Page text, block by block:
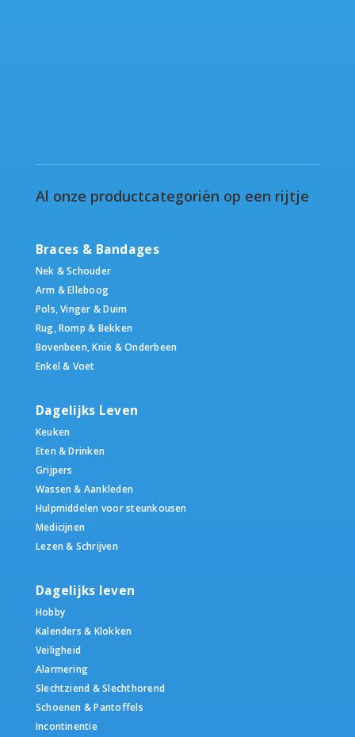
Al onze productcategoriën op een rijtje
Braces & Bandages
Nek & Schouder
Arm & Elleboog
Pols, Vinger & Duim
Rug, Romp & Bekken
Bovenbeen, Knie & Onderbeen
Enkel & Voet
Dagelijks Leven
Keuken
Eten & Drinken
Grijpers
Wassen & Aankleden
Hulpmiddelen voor steunkousen
Medicijnen
Lezen & Schrijven
Dagelijks leven
Hobby
Kalenders & Klokken
Veiligheid
Alarmering
Slechtziend & Slechthorend
Schoenen & Pantoffels
Incontinentie